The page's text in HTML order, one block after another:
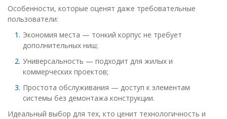
Особенности, которые оценят даже требовательные
пользователи:
Экономия места — тонкий корпус не требует
дополнительных ниш;
Универсальность — подходит для жилых и
коммерческих проектов;
Простота обслуживания — доступ к элементам
системы без демонтажа конструкции.
Идеальный выбор для тех, кто ценит технологичность и